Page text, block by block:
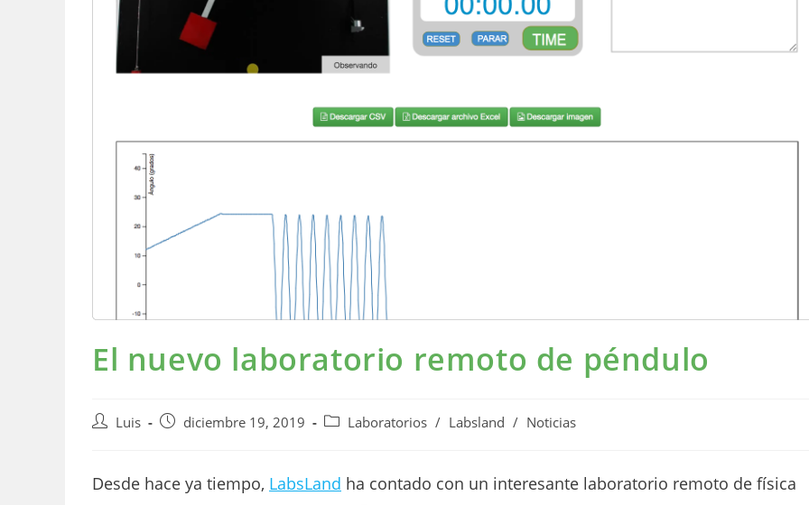
El nuevo laboratorio remoto de péndulo
Autor
entrada:
Luis
Publicación
entrada:
diciembre 19, 2019
Categoría
entrada:
Laboratorios / Labsland / Noticias
Desde hace ya tiempo, LabsLand ha contado con un interesante laboratorio remoto de física